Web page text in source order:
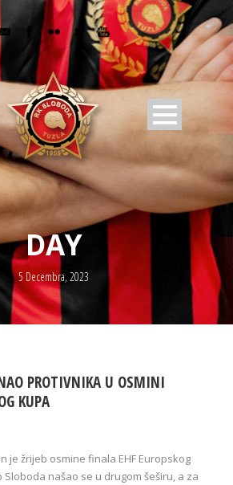
DAY
5 Decembra, 2023
PROTIVNIKA U OSMINI
KUPA
je žrijeb osmine finala EHF Europskog
Sloboda našao se u drugom šeširu, a za